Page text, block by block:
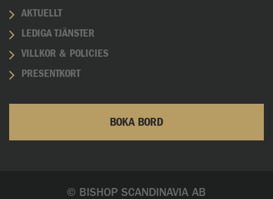
AKTUELLT
LEDIGA TJÄNSTER
VILLKOR & POLICIES
PRESENTKORT
BOKA BORD
© BISHOP SCANDINAVIA AB